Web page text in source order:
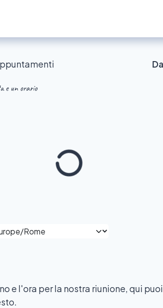
e un orario
e l'ora per la nostra riunione, qui